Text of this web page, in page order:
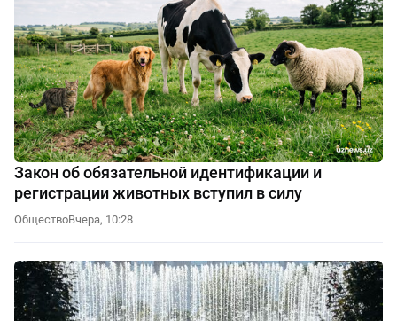
Закон об обязательной идентификации и
регистрации животных вступил в силу
ОбществоВчера, 10:28